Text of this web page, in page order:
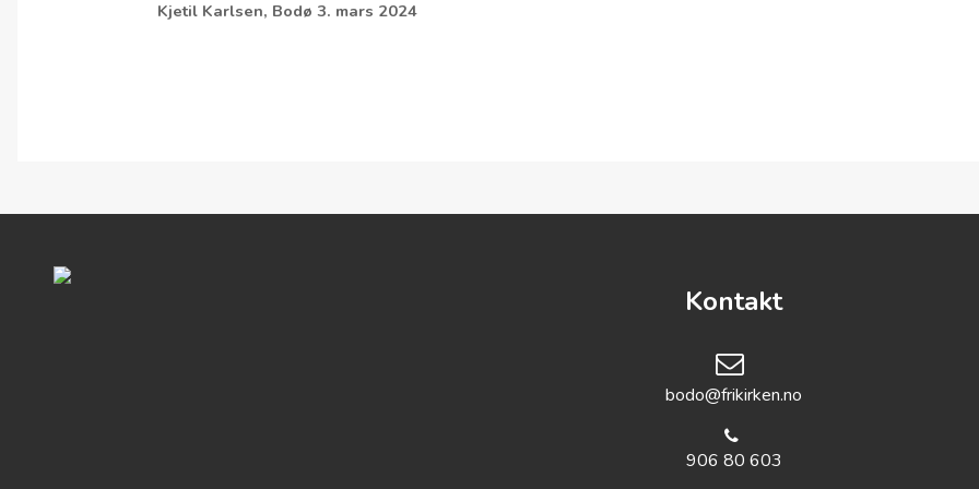
Kjetil Karlsen, Bodø 3. mars 2024
Kontakt
bodo@frikirken.no
906 80 603